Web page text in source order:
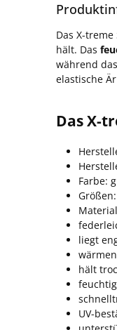
Das X-
hält. Das
während
elastische
Das X-
Farbe:
liegt
hält
UV-